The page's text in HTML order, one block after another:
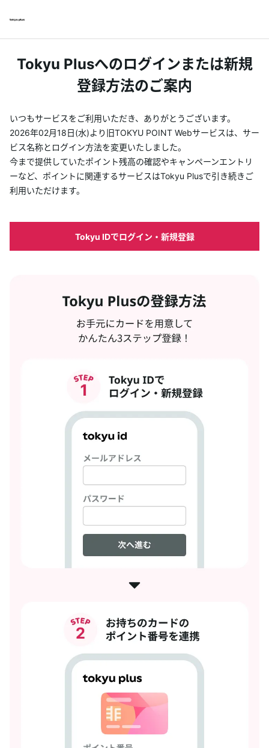
Tokyu Plusへのログインまたは新規
登録方法のご案内
いつもサービスをご利用いただき、ありがとうございます。
2026年02月18日(水)より旧TOKYU POINT Webサービスは、サー
ビス名称とログイン方法を変更いたしました。
今まで提供していたポイント残高の確認やキャンペーンエントリ
ーなど、ポイントに関連するサービスはTokyu Plusで引き続きご
利用いただけます。
Tokyu IDでログイン・新規登録